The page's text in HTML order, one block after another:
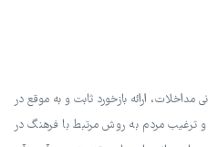
ارائه بازخورد ثابت و به موقع در
و ترغیب مردم به روش مرتبط با فرهنگ در